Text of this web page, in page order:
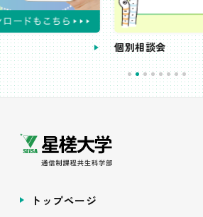
個別相談会
トップページ